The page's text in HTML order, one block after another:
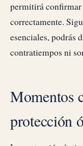
permitirá confirmar
correctamente.
esenciales, podrás
contratiempos ni
Momentos
protección